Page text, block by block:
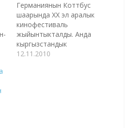
Германиянын Коттбус
шаарында XX эл аралык
кинофестиваль
жыйынтыкталды. Анда
кыргызстандык
режиссер Актан Арым
12.11.2010